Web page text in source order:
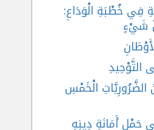
فِي خُطْبَةِ الْوَدَاعِ:
شَيْءٍ
التَّوْحِيدِ
الْخَمْسِ
حَمْلِ أَمَانَةِ دِينِهِ